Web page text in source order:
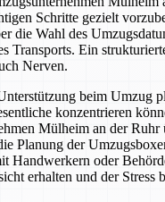
Schritte gezielt
die Wahl des
Transports. Ein
Nerven.
beim Umzug
konzentrieren
Mülheim an der Ruhr
Planung der
Handwerkern oder
erhalten und der Stress